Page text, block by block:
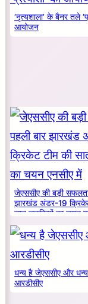
‘नृत्यशाला’ के बैनर तले
आयोजन
जेएससीए की बड़ी
झारखंड अंडर-19
सात लड़कियों का चयन
धन्य है जेएससीए और
आरडीसीए